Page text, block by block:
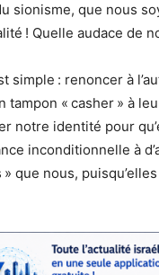
sionisme, que nous
! Quelle audace de
simple : renoncer à
tampon « casher » à
notre identité pour
inconditionnelle à
que nous,